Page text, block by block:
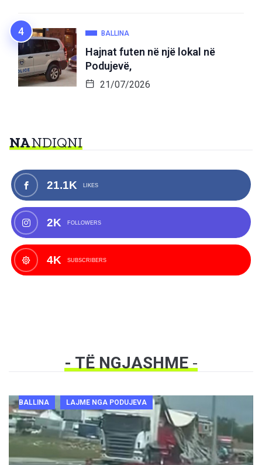
BALLINA
Hajnat futen në një lokal në
Podujevë,
21/07/2026
NANDIQNI
21.1K LIKES
2K FOLLOWERS
4K SUBSCRIBERS
- TË NGJASHME-
BALLINA LAJME NGA PODUJEVA